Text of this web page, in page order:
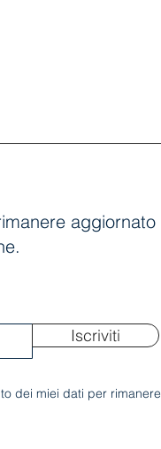
aggiornato
Iscriviti
dei miei dati per rimanere